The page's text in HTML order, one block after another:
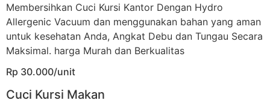
Membersihkan Cuci Kursi Kantor Dengan Hydro
Allergenic Vacuum dan menggunakan bahan yang aman
untuk kesehatan Anda, Angkat Debu dan Tungau Secara
Maksimal. harga Murah dan Berkualitas
Rp 30.000/unit
Cuci Kursi Makan